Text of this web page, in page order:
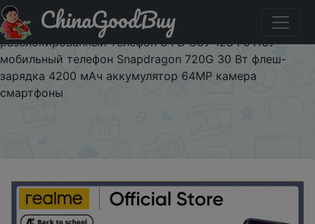
Паридбати з промокодом
259e6eca43d8480688ba13c3361a95b4 realme 6 Pro
разблокированный телефон 8 ГБ ОЗУ 128 Гб ПЗУ
мобильный телефон Snapdragon 720G 30 Вт флеш-
зарядка 4200 мАч аккумулятор 64MP камера
смартфоны
ChinaGoodBuy